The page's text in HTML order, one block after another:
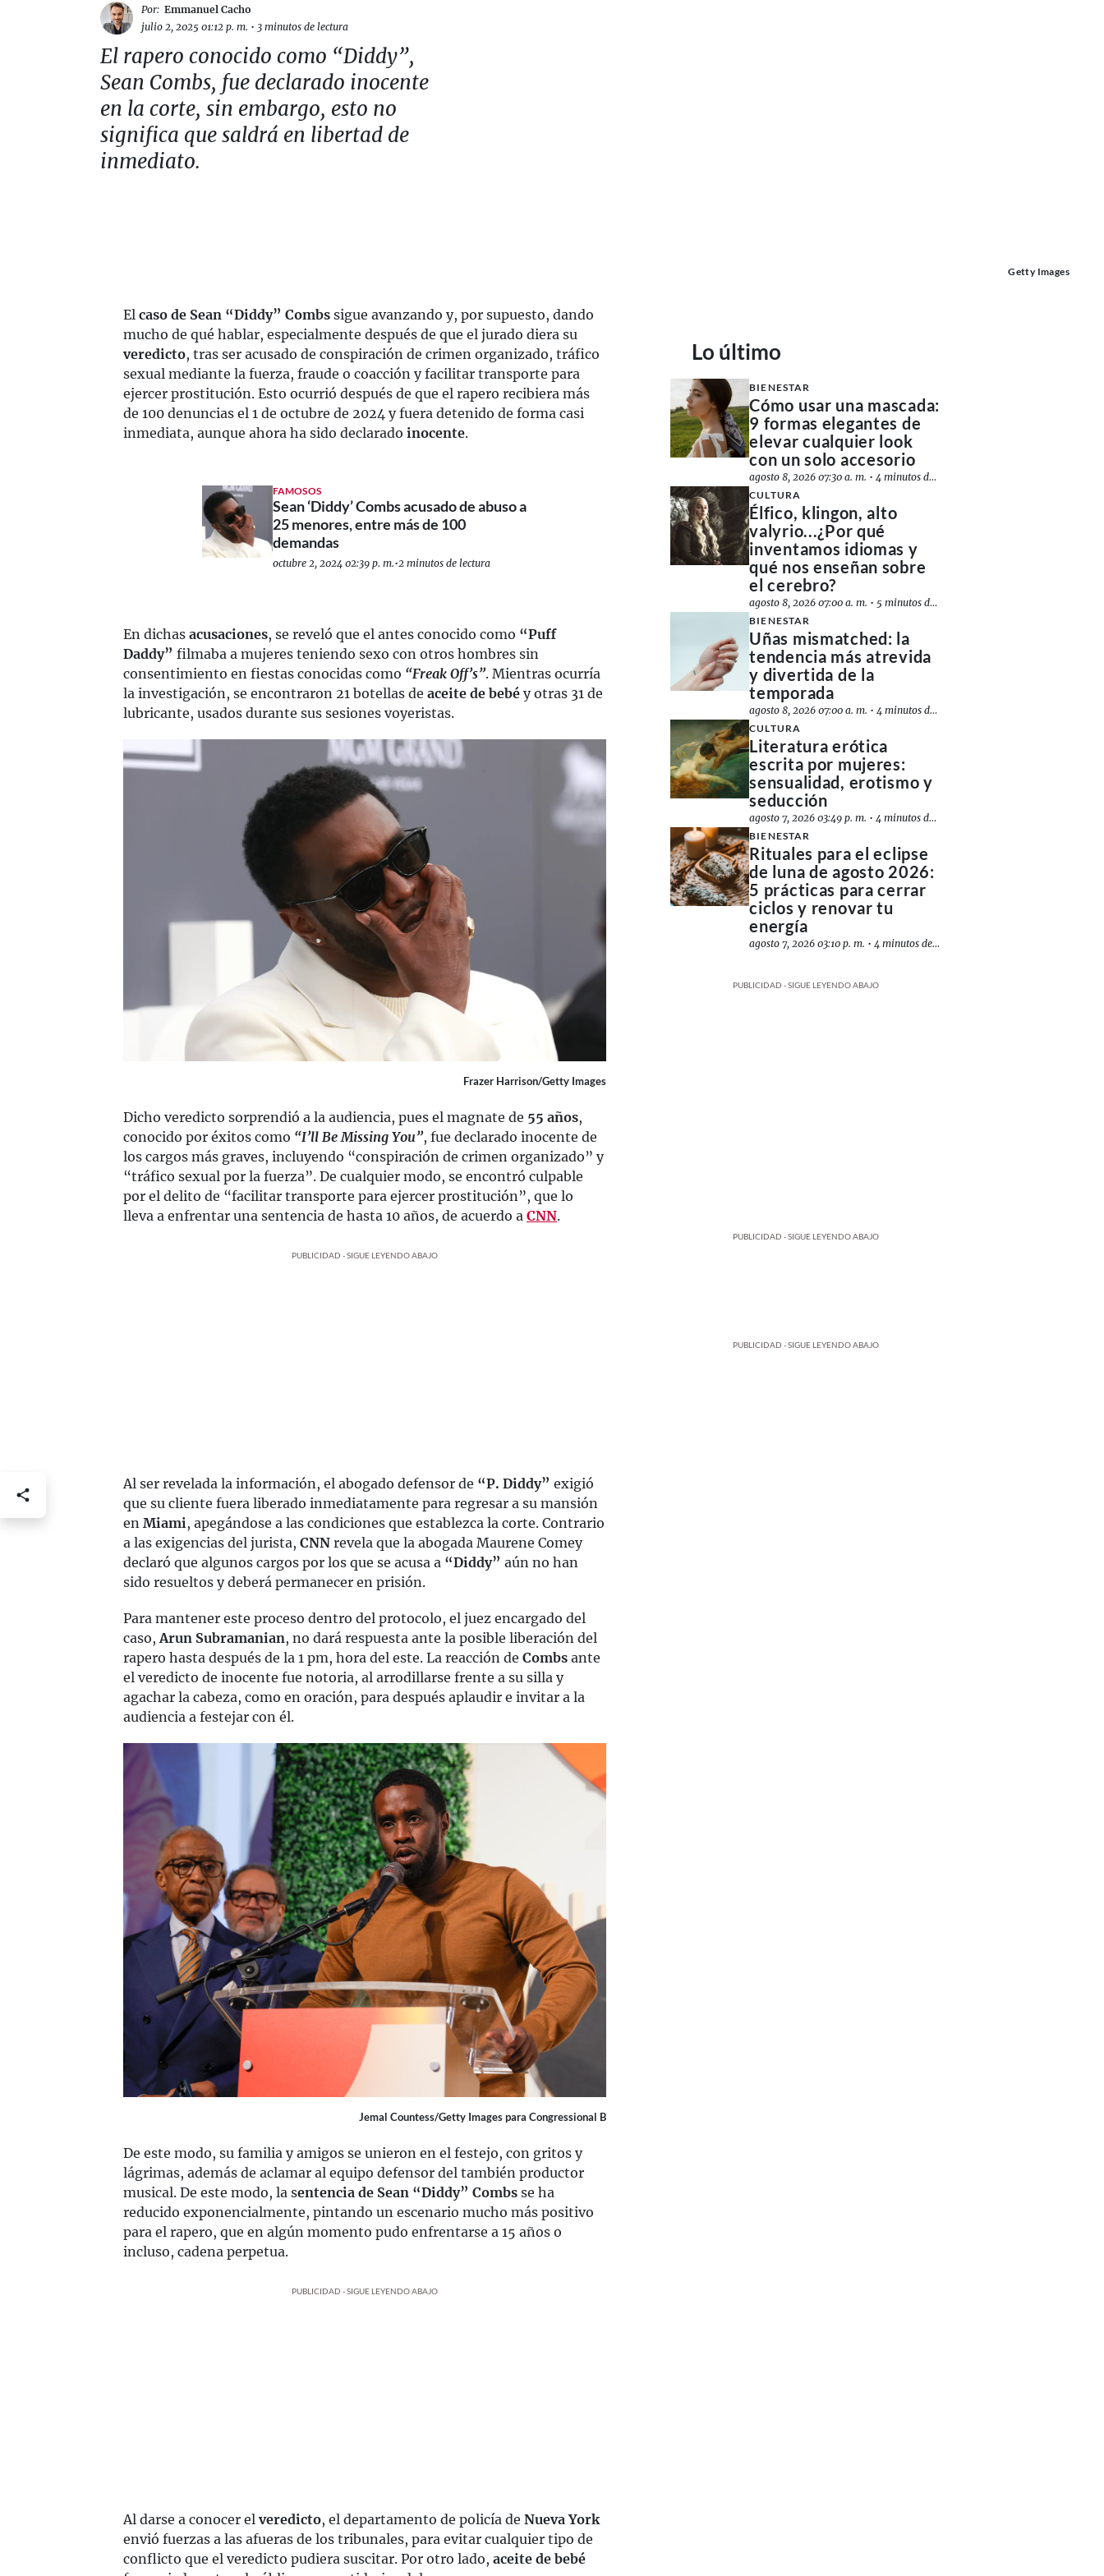
Por: Emmanuel Cacho
julio 2, 2025 01:12 p. m. • 3 minutos de lectura
El rapero conocido como “Diddy”,
Sean Combs, fue declarado inocente
en la corte, sin embargo, esto no
significa que saldrá en libertad de
inmediato.
Getty Images
El caso de Sean “Diddy” Combs sigue avanzando y, por supuesto, dando
mucho de qué hablar, especialmente después de que el jurado diera su
veredicto, tras ser acusado de conspiración de crimen organizado, tráfico
sexual mediante la fuerza, fraude o coacción y facilitar transporte para
ejercer prostitución. Esto ocurrió después de que el rapero recibiera más
de 100 denuncias el 1 de octubre de 2024 y fuera detenido de forma casi
inmediata, aunque ahora ha sido declarado inocente.
FAMOSOS
Sean ‘Diddy’ Combs acusado de abuso a
25 menores, entre más de 100
demandas
octubre 2, 2024 02:39 p. m.•2 minutos de lectura
En dichas acusaciones, se reveló que el antes conocido como “Puff
Daddy” filmaba a mujeres teniendo sexo con otros hombres sin
consentimiento en fiestas conocidas como “Freak Off’s”. Mientras ocurría
la investigación, se encontraron 21 botellas de aceite de bebé y otras 31 de
lubricante, usados durante sus sesiones voyeristas.
Frazer Harrison/Getty Images
Dicho veredicto sorprendió a la audiencia, pues el magnate de 55 años,
conocido por éxitos como “I’ll Be Missing You”, fue declarado inocente de
los cargos más graves, incluyendo “conspiración de crimen organizado” y
“tráfico sexual por la fuerza”. De cualquier modo, se encontró culpable
por el delito de “facilitar transporte para ejercer prostitución”, que lo
lleva a enfrentar una sentencia de hasta 10 años, de acuerdo a CNN.
PUBLICIDAD - SIGUE LEYENDO ABAJO
Al ser revelada la información, el abogado defensor de “P. Diddy” exigió
que su cliente fuera liberado inmediatamente para regresar a su mansión
en Miami , apegándose a las condiciones que establezca la corte. Contrario
a las exigencias del jurista, CNN revela que la abogada Maurene Comey
declaró que algunos cargos por los que se acusa a “Diddy” aún no han
sido resueltos y deberá permanecer en prisión.
Para mantener este proceso dentro del protocolo, el juez encargado del
caso, Arun Subramanian, no dará respuesta ante la posible liberación del
rapero hasta después de la 1 pm, hora del este. La reacción de Combs ante
el veredicto de inocente fue notoria, al arrodillarse frente a su silla y
agachar la cabeza, como en oración, para después aplaudir e invitar a la
audiencia a festejar con él.
Jemal Countess/Getty Images para Congressional B
De este modo, su familia y amigos se unieron en el festejo, con gritos y
lágrimas, además de aclamar al equipo defensor del también productor
musical. De este modo, la sentencia de Sean “Diddy” Combs se ha
reducido exponencialmente, pintando un escenario mucho más positivo
para el rapero, que en algún momento pudo enfrentarse a 15 años o
incluso, cadena perpetua.
PUBLICIDAD - SIGUE LEYENDO ABAJO
Al darse a conocer el veredicto, el departamento de policía de Nueva York
envió fuerzas a las afueras de los tribunales, para evitar cualquier tipo de
conflicto que el veredicto pudiera suscitar. Por otro lado, aceite de bebé
Lo último
BIENESTAR
Cómo usar una mascada:
9 formas elegantes de
elevar cualquier look
con un solo accesorio
agosto 8, 2026 07:30 a. m. •4 minutos de lectura
CULTURA
Élfico, klingon, alto
valyrio...¿Por qué
inventamos idiomas y
qué nos enseñan sobre
el cerebro?
agosto 8, 2026 07:00 a. m. • 5 minutos de lectura
BIENESTAR
Uñas mismatched: la
tendencia más atrevida
y divertida de la
temporada
agosto 8, 2026 07:00 a. m. •4 minutos de lectura
CULTURA
Literatura erótica
escrita por mujeres:
sensualidad, erotismo y
seducción
agosto 7, 2026 03:49 p. m. •4 minutos de lectura
BIENESTAR
Rituales para el eclipse
de luna de agosto 2026:
5 prácticas para cerrar
ciclos y renovar tu
energía
agosto 7, 2026 03:10 p. m. •4 minutos de lectura
PUBLICIDAD - SIGUE LEYENDO ABAJO
PUBLICIDAD - SIGUE LEYENDO ABAJO
PUBLICIDAD - SIGUE LEYENDO ABAJO